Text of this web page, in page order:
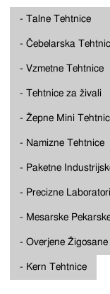
- Talne Tehtnice
- Čebelarska
- Vzmetne Tehtnice
- Tehtnice za živali
- Žepne Mini
- Namizne Tehtnice
- Paketne
- Precizne
- Mesarske
- Overjene
- Kern Tehtnice